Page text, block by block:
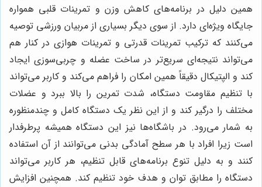
همین دلیل در برنامه‌های کاهش وزن و تمرینات قلبی همواره
جایگاه ویژه‌ای دارد. از سوی دیگر بسیاری از مربیان ورزشی توصیه
می‌کنند که ترکیب تمرینات قدرتی و تمرینات هوازی در کنار هم
می‌تواند نتیجه‌ای سریع‌تر در ساخت عضله و چربی‌سوزی ایجاد
کند و الپتیکال دقیقاً همین امکان را فراهم می‌کند و کاربر می‌تواند
با تنظیم مقاومت دستگاه، شدت تمرین را بالا ببرد و عضلات
مختلف را درگیر کند و از این نظر یک دستگاه کامل و چندمنظوره
به شمار می‌رود. در باشگاه‌ها نیز این دستگاه همیشه پرطرفدار
است زیرا افراد با هر سطح آمادگی بدنی می‌توانند از آن استفاده
کنند و به دلیل تنوع برنامه‌های قابل تنظیم، هر کاربر می‌تواند
دستگاه را مطابق توان و هدف خود تنظیم کند. همچنین افزایش